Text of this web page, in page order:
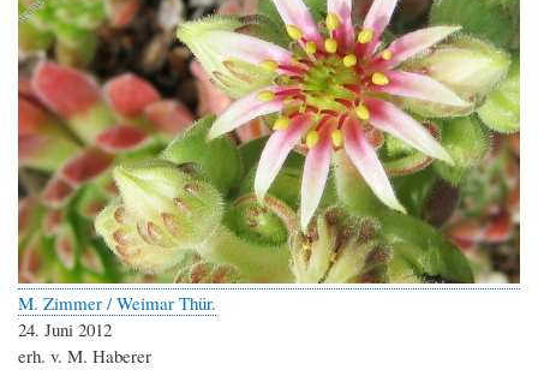
M. Zimmer / Weimar Thür.
24. Juni 2012
erh. v. M. Haberer